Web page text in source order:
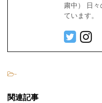
粛中） 日
ています。
-
関連記事